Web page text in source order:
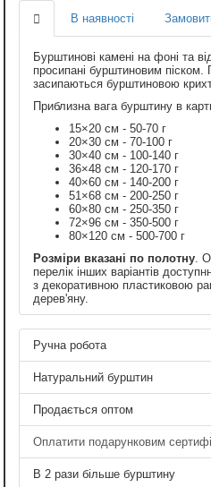
В наявності
Бурштинові камені на фоні та
просипані бурштиновим
засипаються бурштиновою
Приблизна вага бурштину в
15×20 см - 50-70 г
20×30 см - 70-100 г
30×40 см - 100-140 г
36×48 см - 120-170 г
40×60 см - 140-200 г
51×68 см - 200-250 г
60×80 см - 250-350 г
72×96 см - 350-500 г
80×120 см - 500-700 г
Розміри вказані по полотну .
перелік інших варіантів
з декоративною пластиковою
дерев'яну.
Ручна робота
Натуральний бурштин
Продається оптом
Оплатити подарунковим
В 2 рази більше бурштину